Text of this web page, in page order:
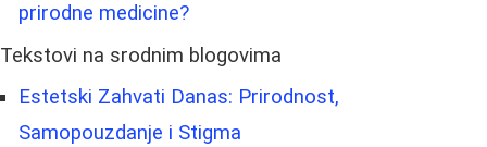
prirodne medicine?
Tekstovi na srodnim blogovima
Estetski Zahvati Danas: Prirodnost,
Samopouzdanje i Stigma